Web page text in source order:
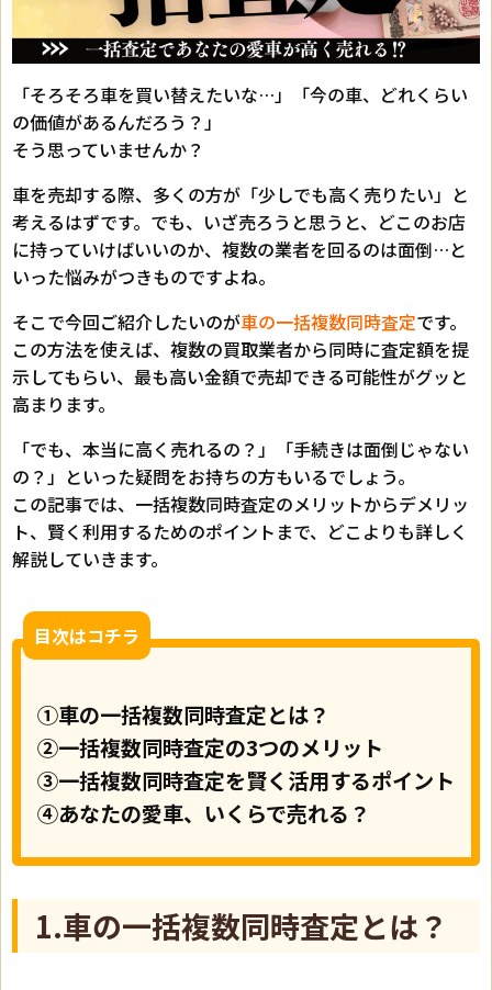
「そろそろ車を買い替えたいな…」「今の車、どれくらい
の価値があるんだろう？」
そう思っていませんか？
車を売却する際、多くの方が「少しでも高く売りたい」と
考えるはずです。でも、いざ売ろうと思うと、どこのお店
に持っていけばいいのか、複数の業者を回るのは面倒…と
いった悩みがつきものですよね。
そこで今回ご紹介したいのが車の一括複数同時査定です。
この方法を使えば、複数の買取業者から同時に査定額を提
示してもらい、最も高い金額で売却できる可能性がグッと
高まります。
「でも、本当に高く売れるの？」「手続きは面倒じゃない
の？」といった疑問をお持ちの方もいるでしょう。
この記事では、一括複数同時査定のメリットからデメリッ
ト、賢く利用するためのポイントまで、どこよりも詳しく
解説していきます。
目次はコチラ
①車の一括複数同時査定とは？
②一括複数同時査定の3つのメリット
③一括複数同時査定を賢く活用するポイント
④あなたの愛車、いくらで売れる？
1.車の一括複数同時査定とは？